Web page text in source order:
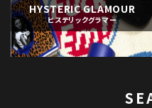
HYSTERIC GLAMOUR
ヒステリックグラマー